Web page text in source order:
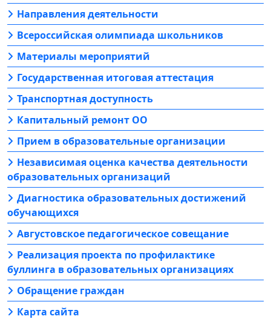
Направления деятельности
Всероссийская олимпиада школьников
Материалы мероприятий
Государственная итоговая аттестация
Транспортная доступность
Капитальный ремонт ОО
Прием в образовательные организации
Независимая оценка качества деятельности
образовательных организаций
Диагностика образовательных достижений
обучающихся
Августовское педагогическое совещание
Реализация проекта по профилактике
буллинга в образовательных организациях
Обращение граждан
Карта сайта